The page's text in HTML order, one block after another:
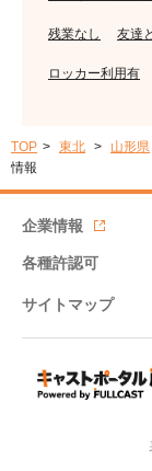
残業なし 友達
ロッカー利用有
TOP 東北 山形県
情報
企業情報
各種許認可
サイトマップ